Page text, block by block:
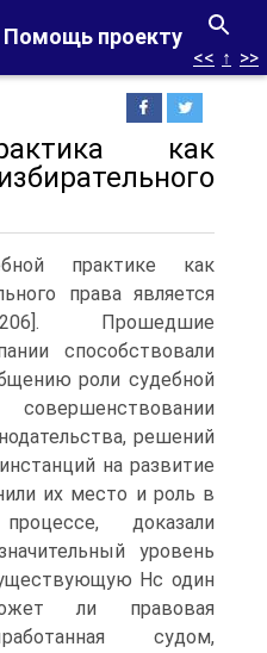
Помощь проекту
<< ↑ >>
как
практике как
права является
Прошедшие
способствовали
роли судебной
решений
на развитие
их место и роль в
доказали
уровень
Нс один
ли правовая
судом,